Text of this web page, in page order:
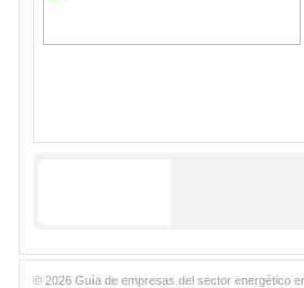
© 2026 Guía de empresas del sector energético